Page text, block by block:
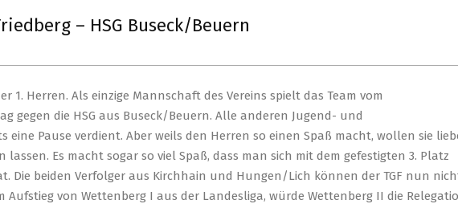
– HSG Buseck/Beuern
1. Herren. Als einzige Mannschaft des Vereins spielt das Team vom
gegen die HSG aus Buseck/Beuern. Alle anderen Jugend- und
Pause verdient. Aber weils den Herren so einen Spaß macht, wollen sie
Es macht sogar so viel Spaß, dass man sich mit dem gefestigten 3. Platz
Die beiden Verfolger aus Kirchhain und Hungen/Lich können der TGF nun
Aufstieg von Wettenberg I aus der Landesliga, würde Wettenberg II die